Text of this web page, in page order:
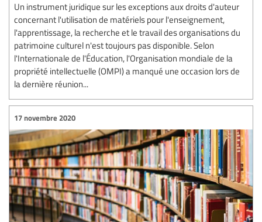
Un instrument juridique sur les exceptions aux droits d'auteur
concernant l'utilisation de matériels pour l'enseignement,
l'apprentissage, la recherche et le travail des organisations du
patrimoine culturel n'est toujours pas disponible. Selon
l'Internationale de l'Éducation, l'Organisation mondiale de la
propriété intellectuelle (OMPI) a manqué une occasion lors de
la dernière réunion...
17 novembre 2020